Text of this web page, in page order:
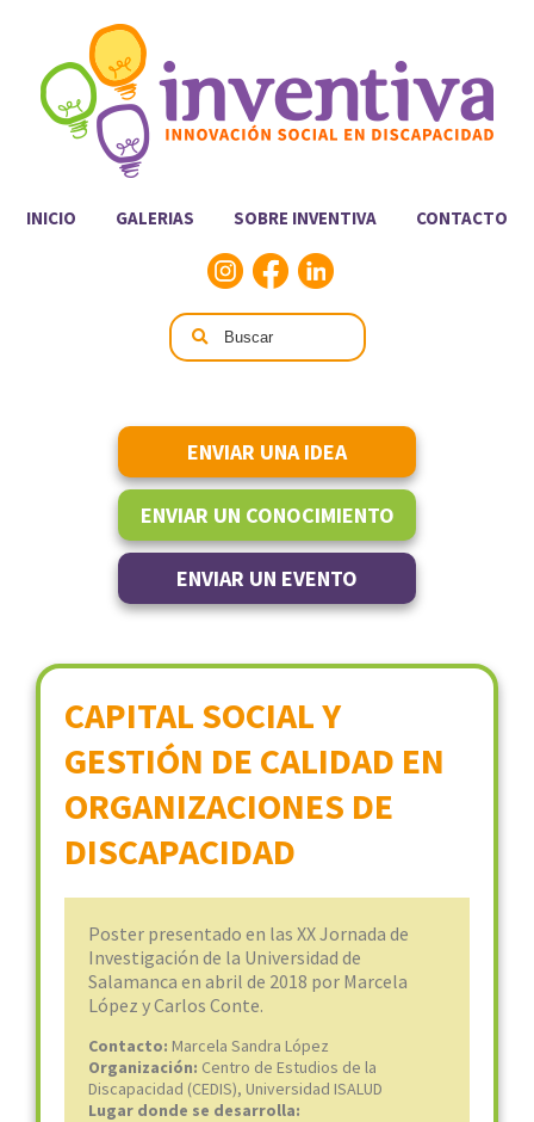
INICIO GALERIAS SOBRE INVENTIVA CONTACTO
ENVIAR UNA IDEA
ENVIAR UN CONOCIMIENTO
ENVIAR UN EVENTO
CAPITAL SOCIAL Y
GESTIÓN DE CALIDAD EN
ORGANIZACIONES DE
DISCAPACIDAD
Poster presentado en las XX Jornada de
Investigación de la Universidad de
Salamanca en abril de 2018 por Marcela
López y Carlos Conte.
Contacto: Marcela Sandra López
Organización: Centro de Estudios de la
Discapacidad (CEDIS), Universidad ISALUD
Lugar donde se desarrolla: